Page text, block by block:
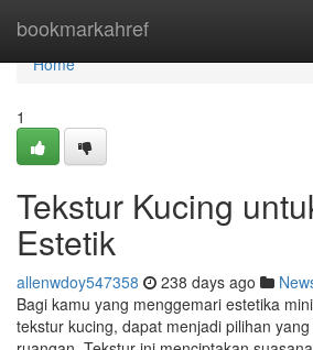
bookmarkahref
Home
Home
1
Tekstur Kucing
Estetik
allenwdoy547358 238 days ago
Bagi kamu yang menggemari estetika
tekstur kucing, dapat menjadi pilihan